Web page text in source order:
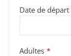
Date de départ
Adultes *